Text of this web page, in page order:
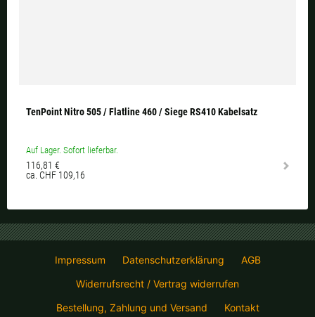
TenPoint Nitro 505 / Flatline 460 / Siege RS410 Kabelsatz
Auf Lager. Sofort lieferbar.
116,81 €
ca. CHF 109,16
Impressum Datenschutzerklärung
AGB
Widerrufsrecht / Vertrag widerrufen
Bestellung, Zahlung und Versand
Kontakt